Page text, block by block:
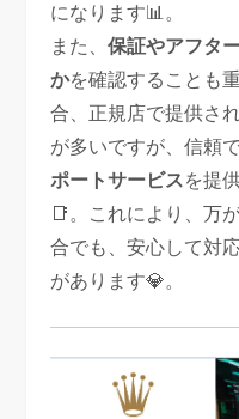
になります📊。
また、保証やアフタ
かを確認することも
合、正規店で提供さ
が多いですが、信頼
ポートサービスを提
📑。これにより、万
合でも、安心して対
があります💎。